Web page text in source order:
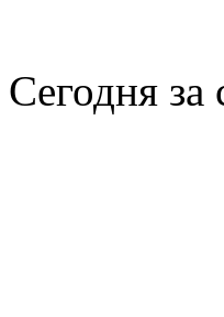
Сегодня